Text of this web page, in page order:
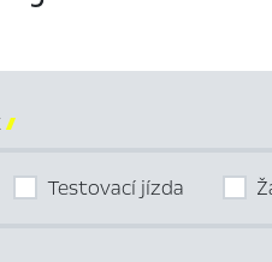

Testovací jízda